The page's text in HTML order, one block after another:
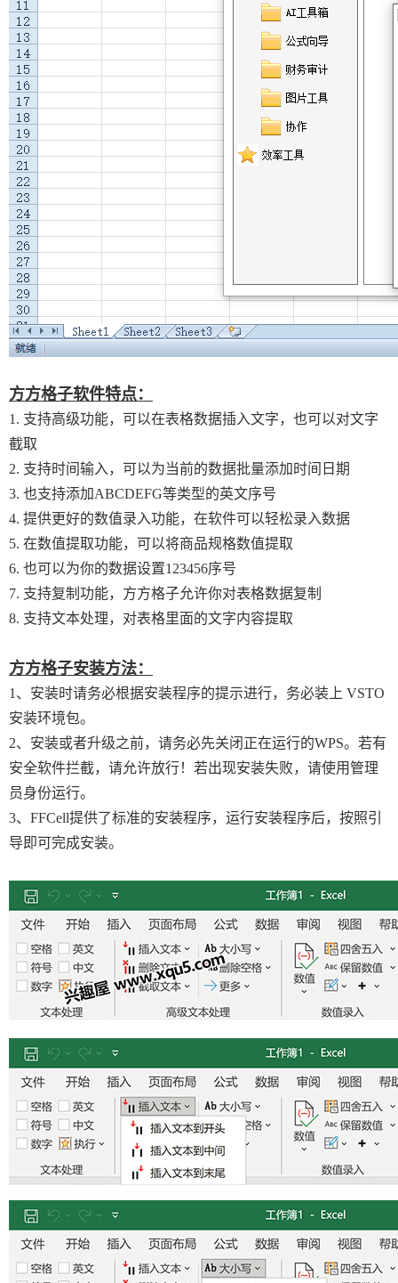
方方格子软件特点：
1. 支持高级功能，可以在表格数据插入文字，也可以对文字
截取
2. 支持时间输入，可以为当前的数据批量添加时间日期
3. 也支持添加ABCDEFG等类型的英文序号
4. 提供更好的数值录入功能，在软件可以轻松录入数据
5. 在数值提取功能，可以将商品规格数值提取
6. 也可以为你的数据设置123456序号
7. 支持复制功能，方方格子允许你对表格数据复制
8. 支持文本处理，对表格里面的文字内容提取
方方格子安装方法：
1、安装时请务必根据安装程序的提示进行，务必装上 VSTO
安装环境包。
2、安装或者升级之前，请务必先关闭正在运行的WPS。若有
安全软件拦截，请允许放行！若出现安装失败，请使用管理
员身份运行。
3、FFCell提供了标准的安装程序，运行安装程序后，按照引
导即可完成安装。